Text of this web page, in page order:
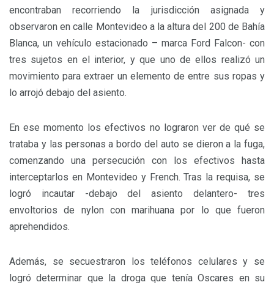
encontraban recorriendo la jurisdicción asignada y
observaron en calle Montevideo a la altura del 200 de Bahía
Blanca, un vehículo estacionado – marca Ford Falcon- con
tres sujetos en el interior, y que uno de ellos realizó un
movimiento para extraer un elemento de entre sus ropas y
lo arrojó debajo del asiento.
En ese momento los efectivos no lograron ver de qué se
trataba y las personas a bordo del auto se dieron a la fuga,
comenzando una persecución con los efectivos hasta
interceptarlos en Montevideo y French. Tras la requisa, se
logró incautar -debajo del asiento delantero- tres
envoltorios de nylon con marihuana por lo que fueron
aprehendidos.
Además, se secuestraron los teléfonos celulares y se
logró determinar que la droga que tenía Oscares en su